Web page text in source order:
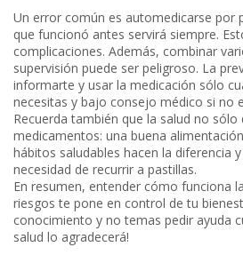
Un error común es automedicarse por
que funcionó antes servirá siempre.
complicaciones. Además, combinar
supervisión puede ser peligroso. La
informarte y usar la medicación sólo
necesitas y bajo consejo médico si no
Recuerda también que la salud no sólo
medicamentos: una buena
hábitos saludables hacen la diferencia
necesidad de recurrir a pastillas.
En resumen, entender cómo funciona
riesgos te pone en control de tu
conocimiento y no temas pedir ayuda
salud lo agradecerá!